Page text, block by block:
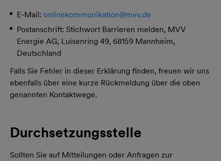
E-Mail: onlinekommunikation@mvv.de
Postanschrift: Stichwort Barrieren melden, MVV
Energie AG, Luisenring 49, 68159 Mannheim,
Deutschland
Falls Sie Fehler in dieser Erklärung finden, freuen wir uns
ebenfalls über eine kurze Rückmeldung über die oben
genannten Kontaktwege.
Durchsetzungsstelle
Sollten Sie auf Mitteilungen oder Anfragen zur